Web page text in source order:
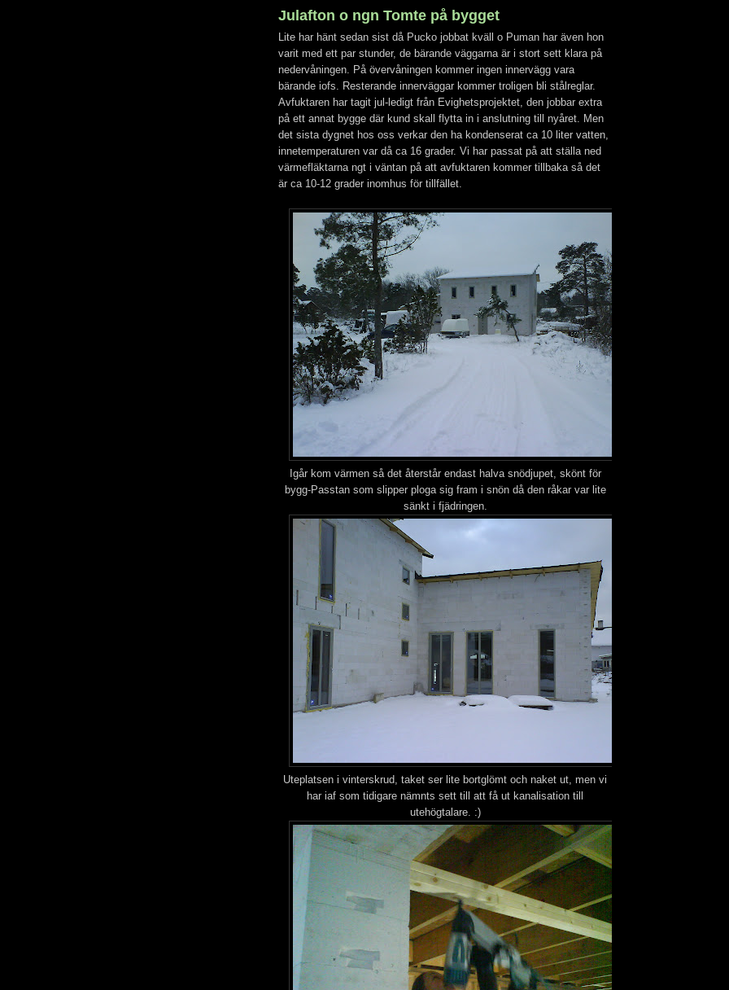
Julafton o ngn Tomte på bygget
Lite har hänt sedan sist då Pucko jobbat kväll o Puman har även hon
varit med ett par stunder, de bärande väggarna är i stort sett klara på
nedervåningen. På övervåningen kommer ingen innervägg vara
bärande iofs. Resterande innerväggar kommer troligen bli stålreglar.
Avfuktaren har tagit jul-ledigt från Evighetsprojektet, den jobbar extra
på ett annat bygge där kund skall flytta in i anslutning till nyåret. Men
det sista dygnet hos oss verkar den ha kondenserat ca 10 liter vatten,
innetemperaturen var då ca 16 grader. Vi har passat på att ställa ned
värmefläktarna ngt i väntan på att avfuktaren kommer tillbaka så det
är ca 10-12 grader inomhus för tillfället.
Igår kom värmen så det återstår endast halva snödjupet, skönt för
bygg-Passtan som slipper ploga sig fram i snön då den råkar var lite
sänkt i fjädringen.
Uteplatsen i vinterskrud, taket ser lite bortglömt och naket ut, men vi
har iaf som tidigare nämnts sett till att få ut kanalisation till
utehögtalare. :)